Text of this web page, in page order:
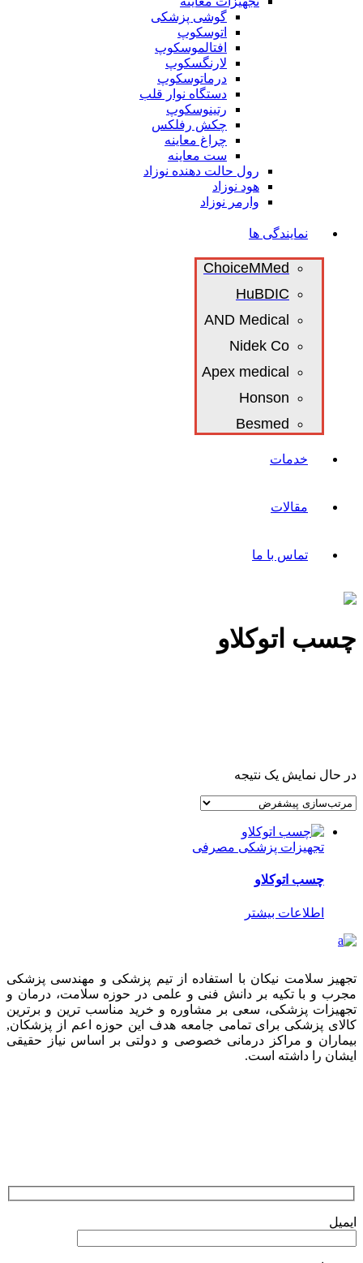
گوشی پزشکی
اتوسکوپ
افتالموسکوپ
لارنگسکوپ
درماتوسکوپ
دستگاه نوار قلب
رتینوسکوپ
چکش رفلکس
چراغ معاینه
ست معاینه
رول حالت دهنده نوزاد
هود نوزاد
وارمر نوزاد
نمایندگی ها
ChoiceMMed
HuBDIC
AND Medical
Nidek Co
Apex medical
Honson
Besmed
خدمات
مقالات
تماس با ما
چسب اتوکلاو
در حال نمایش یک نتیجه
تجهیزات پزشکی مصرفی
چسب اتوکلاو
اطلاعات بیشتر
تجهیز سلامت نیکان با استفاده از تیم پزشکی و مهندسی پزشکی
مجرب و با تکیه بر دانش فنی و علمی در حوزه سلامت، درمان و
تجهیزات پزشکی، سعی بر مشاوره و خرید مناسب ترین و برترین
کالای پزشکی برای تمامی جامعه هدف این حوزه اعم از پزشکان,
بیماران و مراکز درمانی خصوصی و دولتی بر اساس نیاز حقیقی
ایشان را داشته است.
ایمیل